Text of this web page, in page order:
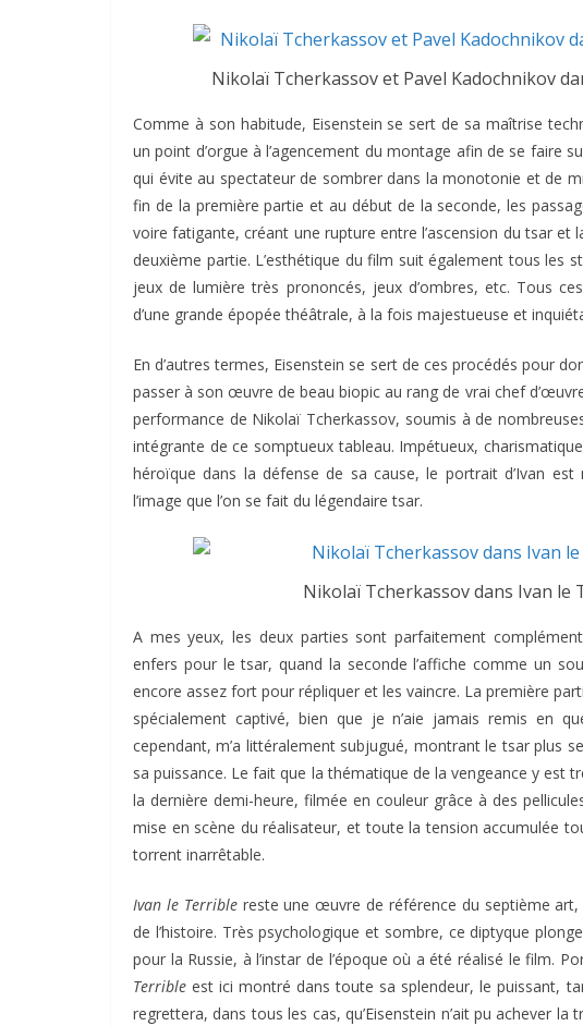
Nikolaï Tcherkassov et Pavel Kadochnikov
Comme à son habitude, Eisenstein se sert de sa maîtrise
un point d’orgue à l’agencement du montage afin de se faire
qui évite au spectateur de sombrer dans la monotonie et de
fin de la première partie et au début de la seconde, les
voire fatigante, créant une rupture entre l’ascension du tsar et
deuxième partie. L’esthétique du film suit également tous les
jeux de lumière très prononcés, jeux d’ombres, etc. Tous
d’une grande épopée théâtrale, à la fois majestueuse et
En d’autres termes, Eisenstein se sert de ces procédés pour
passer à son œuvre de beau biopic au rang de vrai chef
performance de Nikolaï Tcherkassov, soumis à de
intégrante de ce somptueux tableau. Impétueux,
héroïque dans la défense de sa cause, le portrait d’Ivan
l’image que l’on se fait du légendaire tsar.
Nikolaï Tcherkassov dans Ivan le
A mes yeux, les deux parties sont parfaitement
enfers pour le tsar, quand la seconde l’affiche comme un
encore assez fort pour répliquer et les vaincre. La première
spécialement captivé, bien que je n’aie jamais remis en
cependant, m’a littéralement subjugué, montrant le tsar plus
sa puissance. Le fait que la thématique de la vengeance y est
la dernière demi-heure, filmée en couleur grâce à des
mise en scène du réalisateur, et toute la tension accumulée
torrent inarrêtable.
Ivan le Terriblereste une œuvre de référence du septième art,
de l’histoire. Très psychologique et sombre, ce diptyque
pour la Russie, à l’instar de l’époque où a été réalisé le film.
Terrible est ici montré dans toute sa splendeur, le puissant,
regrettera, dans tous les cas, qu’Eisenstein n’ait pu achever